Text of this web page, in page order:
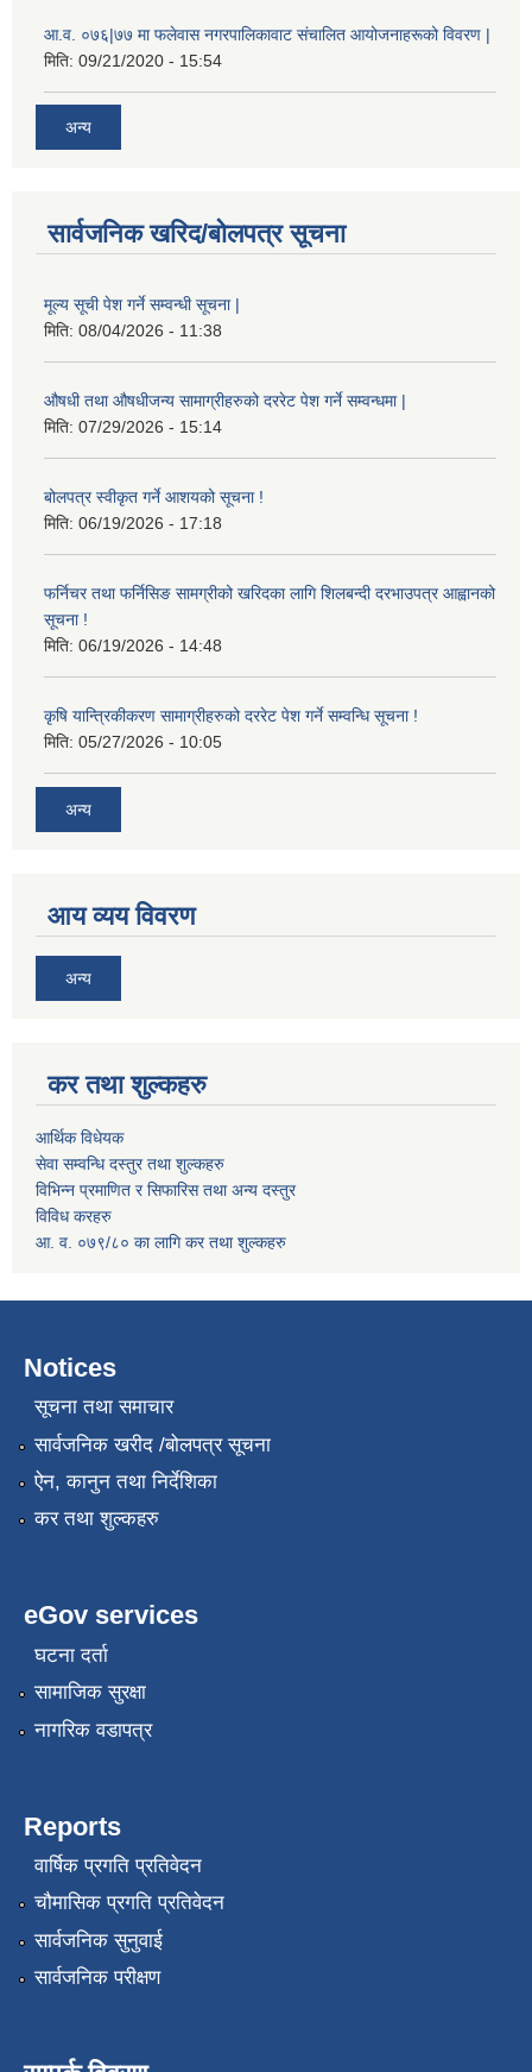
आ.व. ०७६|७७ मा फलेवास नगरपालिकावाट संचालित आयोजनाहरूको विवरण |
मिति: 09/21/2020 - 15:54
अन्य
सार्वजनिक खरिद/बोलपत्र सूचना
मूल्य सूची पेश गर्ने सम्वन्धी सूचना |
मिति: 08/04/2026 - 11:38
औषधी तथा औषधीजन्य सामाग्रीहरुको दररेट पेश गर्ने सम्वन्धमा |
मिति: 07/29/2026 - 15:14
बोलपत्र स्वीकृत गर्ने आशयको सूचना !
मिति: 06/19/2026 - 17:18
फर्निचर तथा फर्निसिङ सामग्रीको खरिदका लागि शिलबन्दी दरभाउपत्र आह्वानको
सूचना !
मिति: 06/19/2026 - 14:48
कृषि यान्त्रिकीकरण सामाग्रीहरुको दररेट पेश गर्ने सम्वन्धि सूचना !
मिति: 05/27/2026 - 10:05
अन्य
आय व्यय विवरण
अन्य
कर तथा शुल्कहरु
आर्थिक विधेयक
सेवा सम्वन्धि दस्तुर तथा शुल्कहरु
विभिन्न प्रमाणित र सिफारिस तथा अन्य दस्तुर
विविध करहरु
आ. व. ०७९/८० का लागि कर तथा शुल्कहरु
Notices
सूचना तथा समाचार
सार्वजनिक खरीद /बोलपत्र सूचना
ऐन, कानुन तथा निर्देशिका
कर तथा शुल्कहरु
eGov services
घटना दर्ता
सामाजिक सुरक्षा
नागरिक वडापत्र
Reports
वार्षिक प्रगति प्रतिवेदन
चौमासिक प्रगति प्रतिवेदन
सार्वजनिक सुनुवाई
सार्वजनिक परीक्षण